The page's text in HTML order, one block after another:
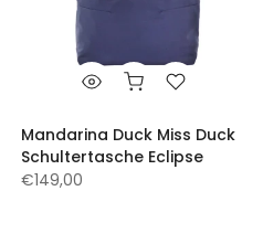
Mandarina Duck Miss Duck
Schultertasche Eclipse
€149,00